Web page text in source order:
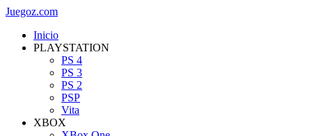
Juegoz.com
Inicio
PLAYSTATION
PS 4
PS 3
PS 2
PSP
Vita
XBOX